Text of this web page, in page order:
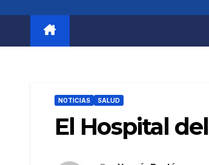
NOTICIAS SALUD
El Hospital